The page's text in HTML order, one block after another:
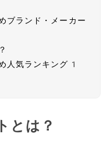
ブランド・メーカー
人気ランキング1
とは？